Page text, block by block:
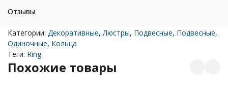
Отзывы
Категории: Декоративные, Люстры, Подвесные, Подвесные,
Одиночные, Кольца
Теги: Ring
Похожие товары